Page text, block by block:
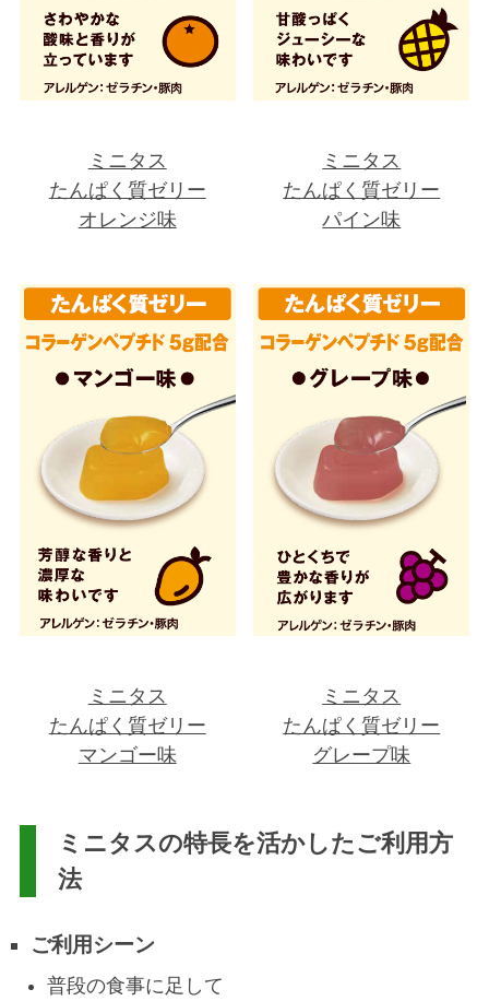
ミニタス
たんぱく質ゼリー
オレンジ味
ミニタス
たんぱく質ゼリー
パイン味
ミニタス
たんぱく質ゼリー
マンゴー味
ミニタス
たんぱく質ゼリー
グレープ味
ミニタスの特長を活かしたご利用方
法
ご利用シーン
普段の食事に足して